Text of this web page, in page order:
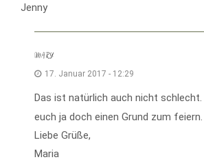
Jenny
MARY
17. Januar 2017 - 12:29
Das ist natürlich auch nicht
euch ja doch einen Grund zum feiern.
Liebe Grüße,
Maria